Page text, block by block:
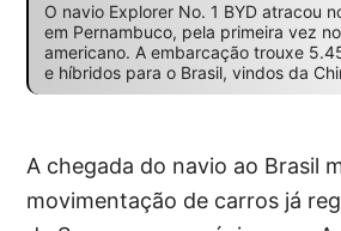
O navio Explorer No. 1 BYD atracou
em Pernambuco, pela primeira vez
americano. A embarcação trouxe
e híbridos para o Brasil, vindos da
A chegada do navio ao Brasil
movimentação de carros já